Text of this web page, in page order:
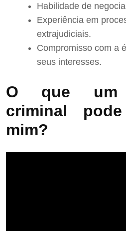
Habilidade de
Experiência em
extrajudiciais.
Compromisso com a
seus interesses.
O que um
criminal
mim?